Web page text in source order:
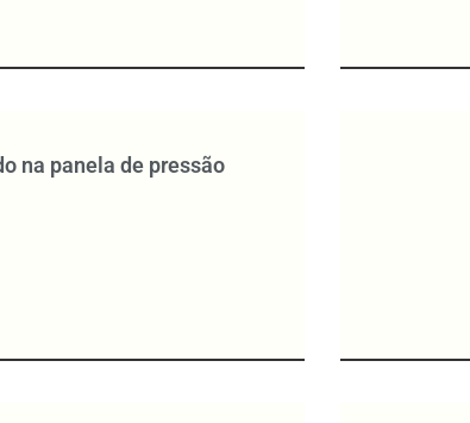
na panela de pressão